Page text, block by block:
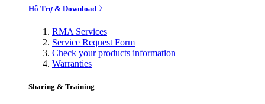
Hỗ Trợ & Download
RMA Services
Service Request Form
Check your products information
Warranties
Sharing & Training